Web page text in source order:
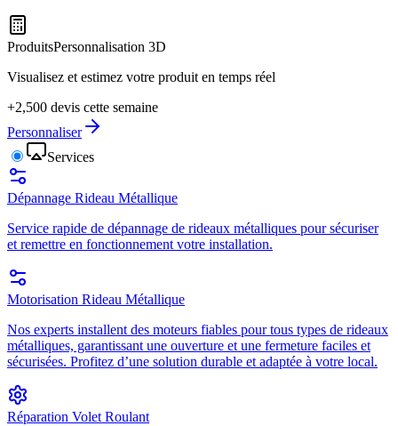
ProduitsPersonnalisation 3D
Visualisez et estimez votre produit en temps réel
+2,500 devis cette semaine
Personnaliser
Services
Dépannage Rideau Métallique
Service rapide de dépannage de rideaux métalliques pour sécuriser
et remettre en fonctionnement votre installation.
Motorisation Rideau Métallique
Nos experts installent des moteurs fiables pour tous types de rideaux
métalliques, garantissant une ouverture et une fermeture faciles et
sécurisées. Profitez d’une solution durable et adaptée à votre local.
Réparation Volet Roulant